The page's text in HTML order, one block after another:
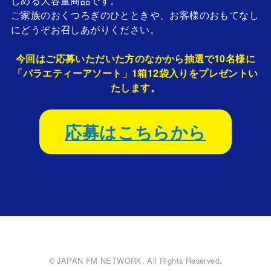
ご家族のおくつろぎのひとときや、お客様のおもてなし
にどうぞお召しあがりください。
今回はご応募いただいた方のなかから抽選で10名様に
「バラエティーアソート」1箱12袋入りをプレゼントい
たします。
応募はこちらから
© JAPAN FM NETWORK. All Rights Reserved.